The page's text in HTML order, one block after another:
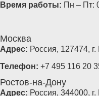
Время работы: Пн – Пт:
Москва
Адрес: Россия, 127474,
Телефон: +7 495 116 20
Ростов-на-Дону
Адрес: Россия, 344000,